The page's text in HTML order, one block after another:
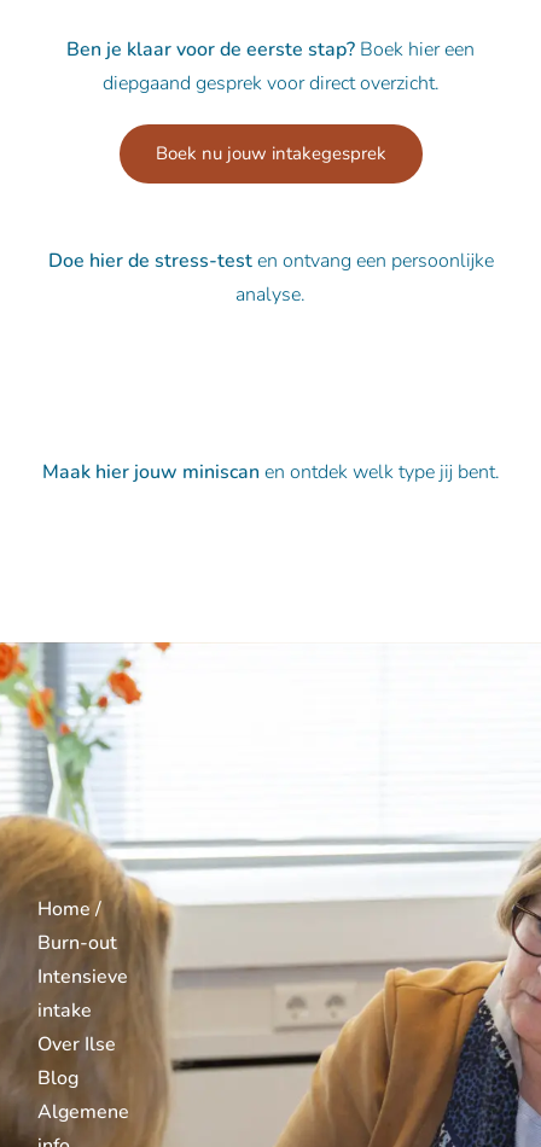
Ben je klaar voor de eerste stap? Boek hier een
diepgaand gesprek voor direct overzicht.
Boek nu jouw intakegesprek
Doe hier de stress-testen ontvang een persoonlijke
analyse.
Maak hier jouw miniscan en ontdek welk type jij bent.
Home /
Burn-out
Intensieve
intake
Over Ilse
Blog
Algemene